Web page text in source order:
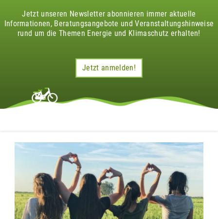
Jetzt unseren Newsletter abonnieren immer aktuelle
Informationen, Beratungsangebote und Veranstaltungshinweise
rund um die Themen Energie und Klimaschutz erhalten!
Jetzt anmelden!